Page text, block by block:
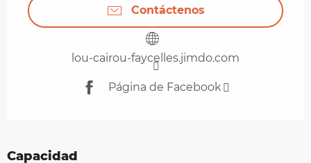
Contáctenos
lou-cairou-faycelles.jimdo.com
Página de Facebook
Capacidad